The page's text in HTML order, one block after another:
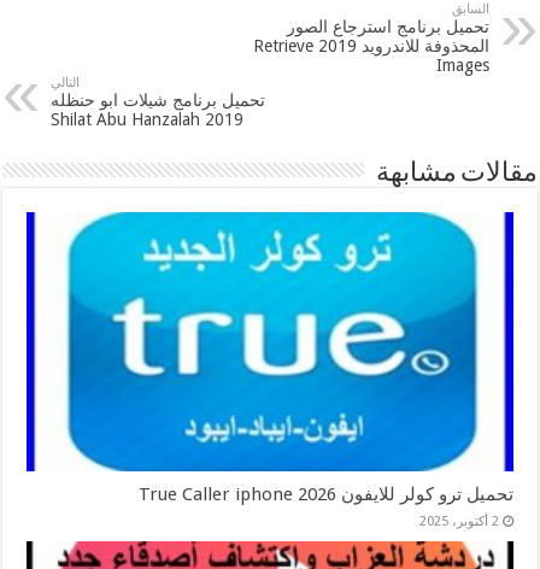
السابق
تحميل برنامج استرجاع الصور
المحذوفة للاندرويد 2019 Retrieve
Images
التالي
تحميل برنامج شيلات ابو حنظله
2019 Shilat Abu Hanzalah
مقالات مشابهة
تحميل ترو كولر للايفون 2026 True Caller iphone
2 أكتوبر، 2025